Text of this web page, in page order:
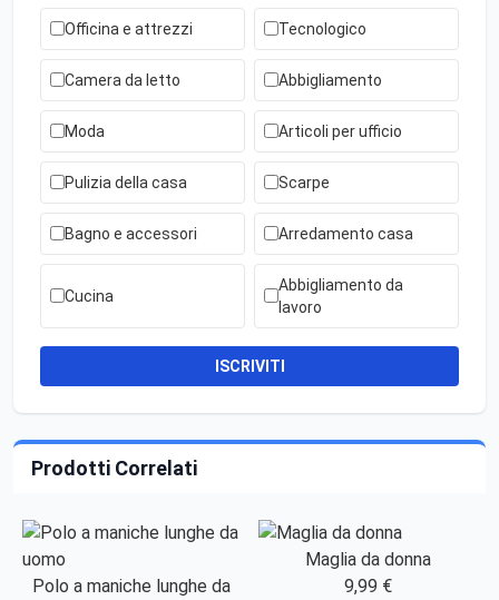
Officina e attrezzi Tecnologico
Camera da letto Abbigliamento
Moda Articoli per ufficio
Pulizia della casa Scarpe
Bagno e accessori Arredamento casa
Cucina
Abbigliamento da
lavoro
ISCRIVITI
Prodotti Correlati
Polo a maniche lunghe da
Maglia da donna
9,99 €